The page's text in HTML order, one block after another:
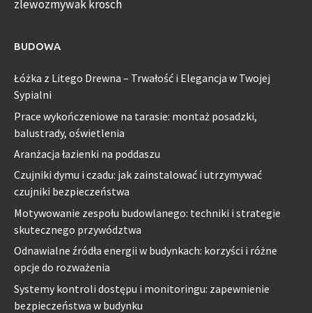
zlewozmywak krosch
BUDOWA
Łóżka z Litego Drewna – Trwałość i Elegancja w Twojej
Sypialni
Prace wykończeniowe na tarasie: montaż posadzki,
balustrady, oświetlenia
Aranżacja łazienki na poddaszu
Czujniki dymu i czadu: jak zainstalować i utrzymywać
czujniki bezpieczeństwa
Motywowanie zespołu budowlanego: techniki i strategie
skutecznego przywództwa
Odnawialne źródła energii w budynkach: korzyści i różne
opcje do rozważenia
Systemy kontroli dostępu i monitoringu: zapewnienie
bezpieczeństwa w budynku